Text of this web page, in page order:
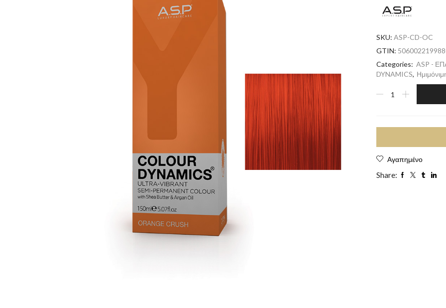
SKU: ASP-CD-OC
GTIN:
Categories: ASP -
DYNAMICS,
Αγαπημένο
Share: